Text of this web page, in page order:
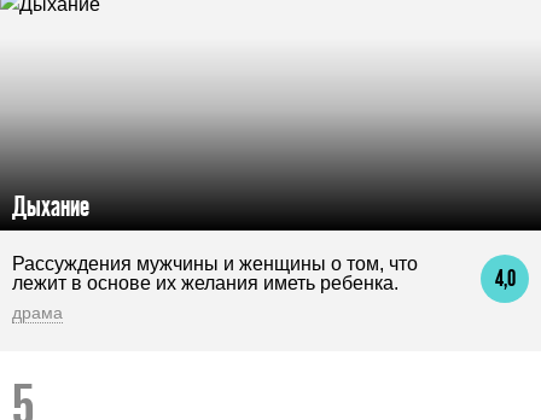
Дыхание
4,0
Рассуждения мужчины и женщины о том, что
лежит в основе их желания иметь ребенка.
драма